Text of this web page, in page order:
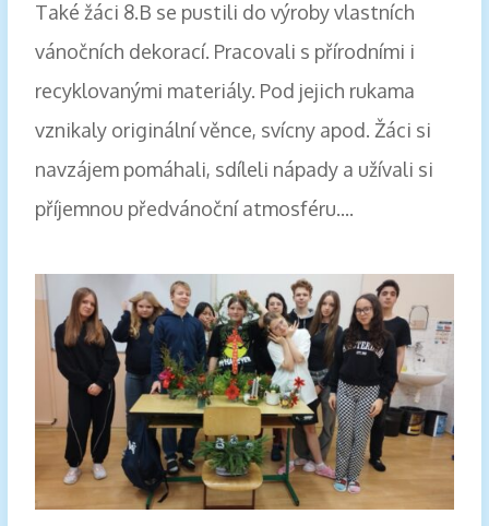
Také žáci 8.B se pustili do výroby vlastních
vánočních dekorací. Pracovali s přírodními i
recyklovanými materiály. Pod jejich rukama
vznikaly originální věnce, svícny apod. Žáci si
navzájem pomáhali, sdíleli nápady a užívali si
příjemnou předvánoční atmosféru....